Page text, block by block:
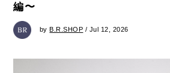
編〜
byB.R.SHOP / Jul 12, 2026